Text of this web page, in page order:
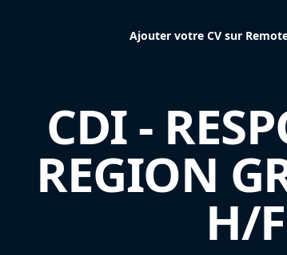
Ajouter votre CV sur
CDI -
REGION
H/